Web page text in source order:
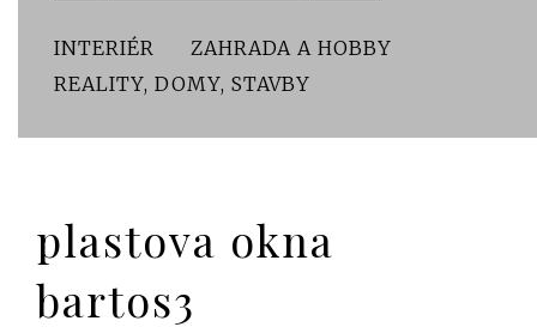
INTERIÉR
ZAHRADA A HOBBY
REALITY, DOMY, STAVBY
plastova okna
bartos3